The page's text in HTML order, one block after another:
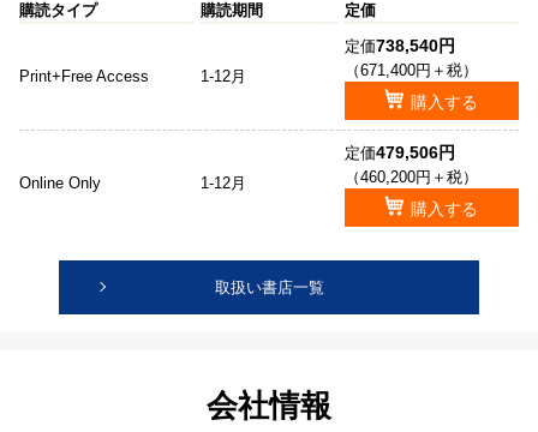
購読タイプ 購読期間 定価
Print+Free Access 1-12月
定価738,540円
（671,400円＋税）
購入する
Online Only 1-12月
定価479,506円
（460,200円＋税）
購入する
取扱い書店一覧
会社情報